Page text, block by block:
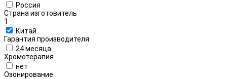
Россия
Страна изготовитель
1
Китай
Гарантия производителя
24 месяца
Хромотерапия
нет
Озонирование